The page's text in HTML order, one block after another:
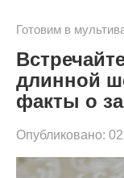
Готовим в
длинной
факты о
Опубликовано: